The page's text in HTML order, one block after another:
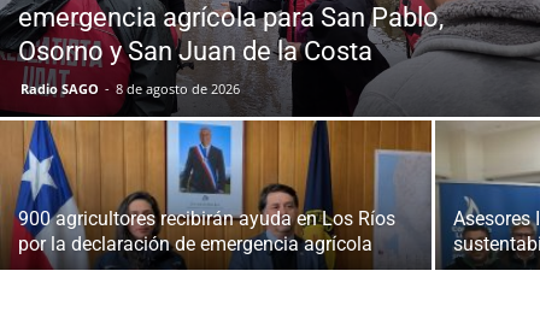
emergencia agrícola para San Pablo,
Osorno y San Juan de la Costa
Radio SAGO - 8 de agosto de 2026
900 agricultores recibirán ayuda en Los Ríos
por la declaración de emergencia agrícola
Asesores